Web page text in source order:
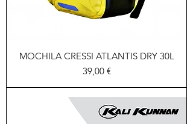
MOCHILA CRESSI ATLANTIS DRY 30L
Precio
39,00 €